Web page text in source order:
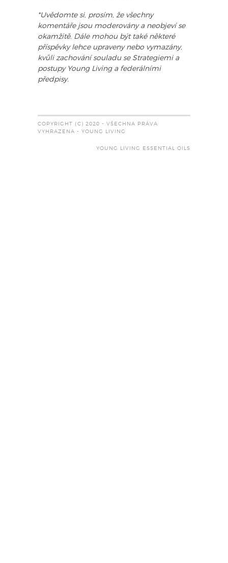
*Uvědomte si, prosím, že všechny
komentáře jsou moderovány a neobjeví se
okamžitě. Dále mohou být také některé
příspěvky lehce upraveny nebo vymazány,
kvůli zachování souladu se Strategiemi a
postupy Young Living a federálními
předpisy.
COPYRIGHT (C) 2020 - VŠECHNA PRÁVA
VYHRAZENA - YOUNG LIVING
YOUNG LIVING ESSENTIAL OILS